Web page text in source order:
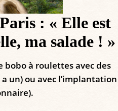
: « Elle est
ma salade ! »
bobo à roulettes avec des
un) ou avec l’implantation